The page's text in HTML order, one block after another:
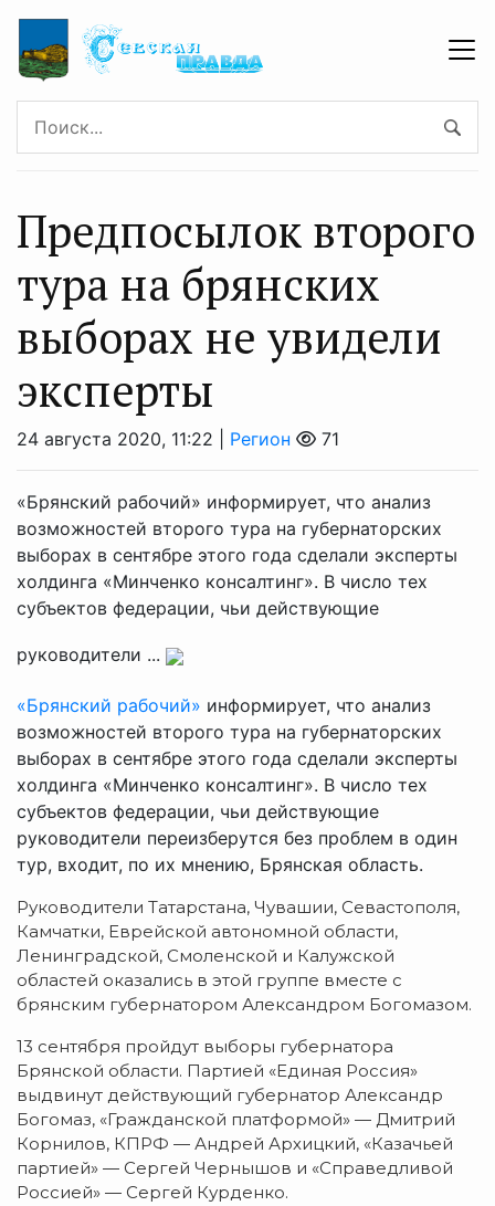
Предпосылок второго
тура на брянских
выборах не увидели
эксперты
24 августа 2020, 11:22 | Регион 71
«Брянский рабочий» информирует, что анализ
возможностей второго тура на губернаторских
выборах в сентябре этого года сделали эксперты
холдинга «Минченко консалтинг». В число тех
субъектов федерации, чьи действующие
руководители ...
«Брянский рабочий» информирует, что анализ
возможностей второго тура на губернаторских
выборах в сентябре этого года сделали эксперты
холдинга «Минченко консалтинг». В число тех
субъектов федерации, чьи действующие
руководители переизберутся без проблем в один
тур, входит, по их мнению, Брянская область.
Руководители Татарстана, Чувашии, Севастополя,
Камчатки, Еврейской автономной области,
Ленинградской, Смоленской и Калужской
областей оказались в этой группе вместе с
брянским губернатором Александром Богомазом.
13 сентября пройдут выборы губернатора
Брянской области. Партией «Единая Россия»
выдвинут действующий губернатор Александр
Богомаз, «Гражданской платформой» — Дмитрий
Корнилов, КПРФ — Андрей Архицкий, «Казачьей
партией» — Сергей Чернышов и «Справедливой
Россией» — Сергей Курденко.